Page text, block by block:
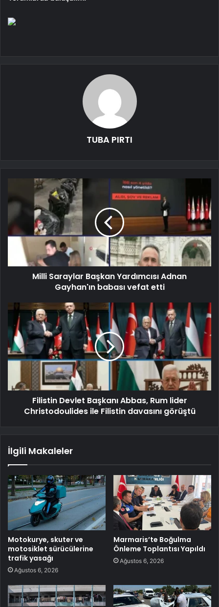
TUBA PIRTI
Milli Saraylar Başkan Yardımcısı Adnan
Gayhan'ın babası vefat etti
Filistin Devlet Başkanı Abbas, Rum lider
Christodoulides ile Filistin davasını görüştü
İlgili Makaleler
Motokurye, skuter ve
motosiklet sürücülerine
trafik yasağı
Ağustos 6, 2026
Marmaris’te Boğulma
Önleme Toplantısı Yapıldı
Ağustos 6, 2026